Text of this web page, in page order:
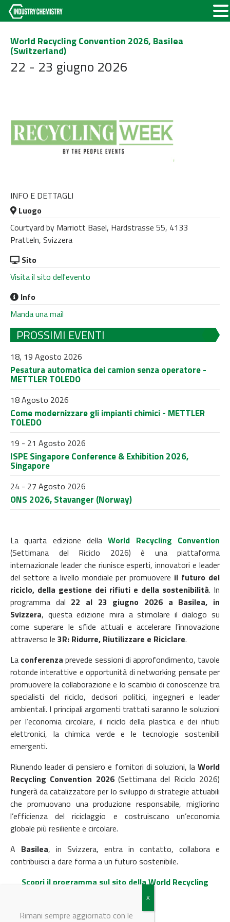
World Recycling Convention 2026, Basilea
(Switzerland)
22 - 23 giugno 2026
INFO E DETTAGLI
Luogo
Courtyard by Marriott Basel, Hardstrasse 55, 4133
Pratteln, Svizzera
Sito
Visita il sito dell'evento
Info
Manda una mail
PROSSIMI EVENTI
18, 19 Agosto 2026
Pesatura automatica dei camion senza operatore -
METTLER TOLEDO
18 Agosto 2026
Come modernizzare gli impianti chimici - METTLER
TOLEDO
19 - 21 Agosto 2026
ISPE Singapore Conference & Exhibition 2026,
Singapore
24 - 27 Agosto 2026
ONS 2026, Stavanger (Norway)
La quarta edizione dellaWorld Recycling Convention
(Settimana del Riciclo 2026) è una piattaforma
internazionale leader che riunisce esperti, innovatori e leader
del settore a livello mondiale per promuovere il futuro del
riciclo, della gestione dei rifiuti e della sostenibilità. In
programma dal 22 al 23 giugno 2026 a Basilea, in
Svizzera, questa edizione mira a stimolare il dialogo su
come superare le sfide attuali e accelerare l’innovazione
attraverso le 3R: Ridurre, Riutilizzare e Riciclare.
La conferenza prevede sessioni di approfondimento, tavole
rotonde interattive e opportunità di networking pensate per
promuovere la collaborazione e lo scambio di conoscenze tra
specialisti del riciclo, decisori politici, ingegneri e leader
ambientali. I principali argomenti trattati saranno le soluzioni
per l’economia circolare, il riciclo della plastica e dei rifiuti
elettronici, la chimica verde e le tecnologie sostenibili
emergenti.
Riunendo leader di pensiero e fornitori di soluzioni, la World
Recycling Convention 2026(Settimana del Riciclo 2026)
fungerà da catalizzatore per lo sviluppo di strategie attuabili
che promuovano una produzione responsabile, migliorino
l’efficienza del riciclaggio e costruiscano un’economia
globale più resiliente e circolare.
A Basilea, in Svizzera, entra in contatto, collabora e
contribuisci a dare forma a un futuro sostenibile.
Scopri il programma sul sito della World Recycling
Rimani sempre aggiornato con le